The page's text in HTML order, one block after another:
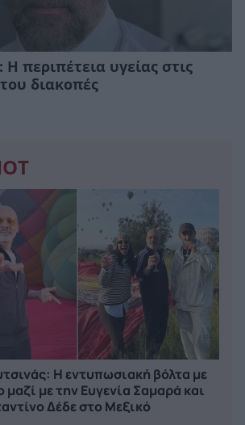
Η περιπέτεια υγείας στις
διακοπές
Η εντυπωσιακή βόλτα με
μαζί με την Ευγενία Σαμαρά και
Δέδε στο Μεξικό